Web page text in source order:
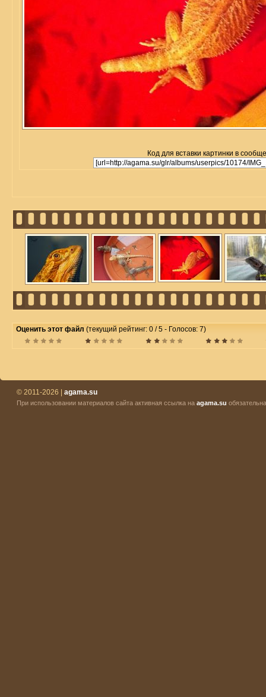
Код для вставки картинки в
Оценить этот файл (текущий рейтинг: 0 / 5 - Голосов: 7)
© 2011-2026 | agama.su
При использовании материалов сайта активная ссылка на agama.su